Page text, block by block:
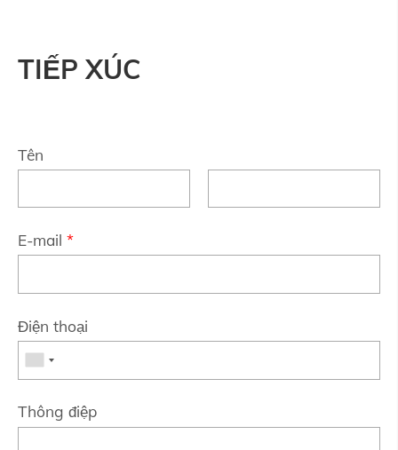
TIẾP XÚC
Tên
E-mail *
Điện thoại
Thông điệp